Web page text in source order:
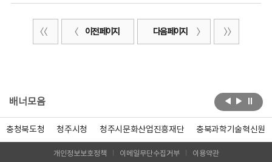
이전 페이지 다음 페이지
배너모음
충청북도청 청주시청 청주시문화산업진흥재단 충북과학기술혁신원
개인정보보호정책 이메일무단수집거부 이용약관